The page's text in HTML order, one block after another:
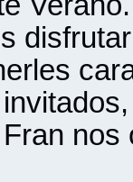
nos